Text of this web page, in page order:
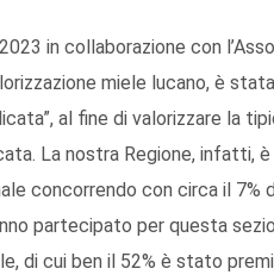
in collaborazione con
miele lucano, è
al fine di valorizzare la
La nostra Regione, infatti,
concorrendo con circa il
partecipato per questa
di cui ben il 52% è stato